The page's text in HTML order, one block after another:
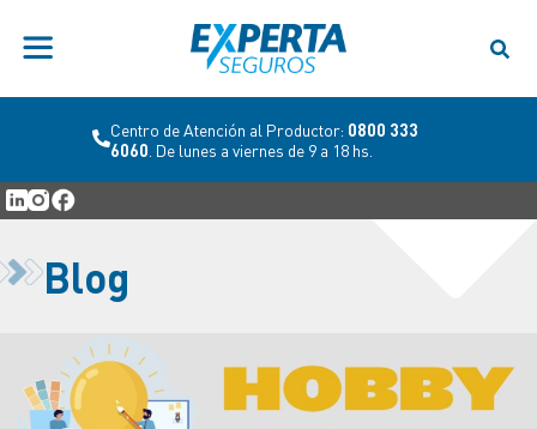
Centro de Atención al Productor: 0800 333
6060 . De lunes a viernes de 9 a 18 hs.
Blog